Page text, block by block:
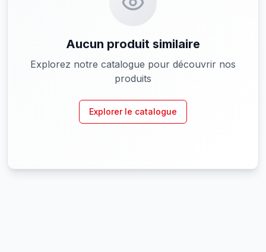
Aucun produit similaire
Explorez notre catalogue pour découvrir nos
produits
Explorer le catalogue